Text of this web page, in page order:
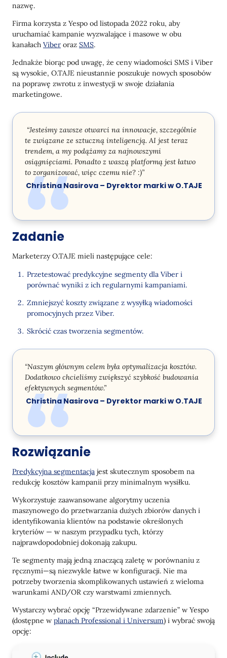
nazwę.
Firma korzysta z Yespo od listopada 2022 roku, aby
uruchamiać kampanie wyzwalające i masowe w obu
kanałach Viber oraz SMS.
Jednakże biorąc pod uwagę, że ceny wiadomości SMS i Viber
są wysokie, O.TAJE nieustannie poszukuje nowych sposobów
na poprawę zwrotu z inwestycji w swoje działania
marketingowe.
“Jesteśmy zawsze otwarci na innowacje, szczególnie
te związane ze sztuczną inteligencją. AI jest teraz
trendem, a my podążamy za najnowszymi
osiągnięciami. Ponadto z waszą platformą jest łatwo
to zorganizować, więc czemu nie? :)”
Christina Nasirova – Dyrektor marki w O.TAJE
Zadanie
Marketerzy O.TAJE mieli następujące cele:
Przetestować predykcyjne segmenty dla Viber i
porównać wyniki z ich regularnymi kampaniami.
Zmniejszyć koszty związane z wysyłką wiadomości
promocyjnych przez Viber.
Skrócić czas tworzenia segmentów.
“Naszym głównym celem była optymalizacja kosztów.
Dodatkowo chcieliśmy zwiększyć szybkość budowania
efektywnych segmentów.”
Christina Nasirova – Dyrektor marki w O.TAJE
Rozwiązanie
Predykcyjna segmentacja jest skutecznym sposobem na
redukcję kosztów kampanii przy minimalnym wysiłku.
Wykorzystuje zaawansowane algorytmy uczenia
maszynowego do przetwarzania dużych zbiorów danych i
identyfikowania klientów na podstawie określonych
kryteriów — w naszym przypadku tych, którzy
najprawdopodobniej dokonają zakupu.
Te segmenty mają jedną znaczącą zaletę w porównaniu z
ręcznymi—są niezwykle łatwe w konfiguracji. Nie ma
potrzeby tworzenia skomplikowanych ustawień z wieloma
warunkami AND/OR czy warstwami zmiennych.
Wystarczy wybrać opcję “Przewidywane zdarzenie” w Yespo
(dostępne w planach Professional i Universum) i wybrać swoją
opcję: